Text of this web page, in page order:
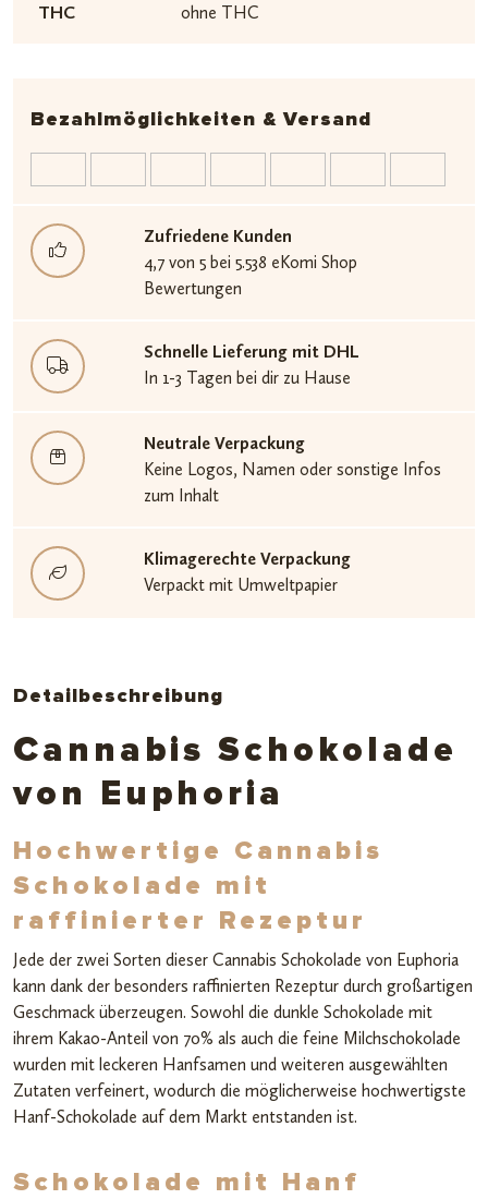
Detailbeschreibung
Cannabis Schokolade
von Euphoria
Hochwertige Cannabis
Schokolade mit
raffinierter Rezeptur
Jede der zwei Sorten dieser Cannabis Schokolade von Euphoria
kann dank der besonders raffinierten Rezeptur durch großartigen
Geschmack überzeugen. Sowohl die dunkle Schokolade mit
ihrem Kakao-Anteil von 70% als auch die feine Milchschokolade
wurden mit leckeren Hanfsamen und weiteren ausgewählten
Zutaten verfeinert, wodurch die möglicherweise hochwertigste
Hanf-Schokolade auf dem Markt entstanden ist.
Schokolade mit Hanf
THC ohne THC
Bezahlmöglichkeiten & Versand
Zufriedene Kunden
4,7 von 5 bei 5.538 eKomi Shop
Bewertungen
Schnelle Lieferung mit DHL
In 1-3 Tagen bei dir zu Hause
Neutrale Verpackung
Keine Logos, Namen oder sonstige Infos
zum Inhalt
Klimagerechte Verpackung
Verpackt mit Umweltpapier